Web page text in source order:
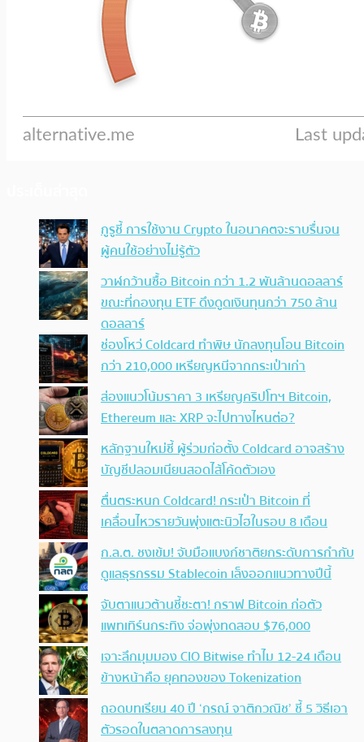
กูรูชี้ การใช้งาน Crypto ในอนาคตจะราบรื่นจน
ผู้คนใช้อย่างไม่รู้ตัว
วาฬกว้านซื้อ Bitcoin กว่า 1.2 พันล้านดอลลาร์
ขณะที่กองทุน ETF ดึงดูดเงินทุนกว่า 750 ล้าน
ดอลลาร์
ช่องโหว่ Coldcard ทำพิษ นักลงทุนโอน Bitcoin
กว่า 210,000 เหรียญหนีจากกระเป๋าเก่า
ส่องแนวโน้มราคา 3 เหรียญคริปโทฯ Bitcoin,
Ethereum และ XRP จะไปทางไหนต่อ?
หลักฐานใหม่ชี้ ผู้ร่วมก่อตั้ง Coldcard อาจสร้าง
บัญชีปลอมเนียนสอดไส้โค้ดตัวเอง
ตื่นตระหนก Coldcard! กระเป๋า Bitcoin ที่
เคลื่อนไหวรายวันพุ่งแตะนิวไฮในรอบ 8 เดือน
ก.ล.ต. ชงเข้ม! จับมือแบงก์ชาติยกระดับการกำกับ
ดูแลธุรกรรม Stablecoin เล็งออกแนวทางปีนี้
จับตาแนวต้านชี้ชะตา! กราฟ Bitcoin ก่อตัว
แพทเทิร์นกระทิง จ่อพุ่งทดสอบ $76,000
เจาะลึกมุมมอง CIO Bitwise ทำไม 12-24 เดือน
ข้างหน้าคือ ยุคทองของ Tokenization
ถอดบทเรียน 40 ปี ‘กรณ์ จาติกวณิช’ ชี้ 5 วิธีเอา
ตัวรอดในตลาดการลงทุน